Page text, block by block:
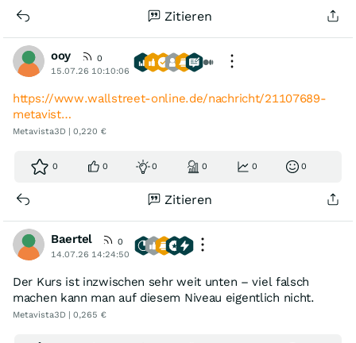
Zitieren
ooy
0
15.07.26 10:10:06
https://www.wallstreet-online.de/nachricht/21107689-
metavist…
Metavista3D | 0,220 €
0 0 0 0 0 0
Zitieren
Baertel
0
14.07.26 14:24:50
Der Kurs ist inzwischen sehr weit unten – viel falsch
machen kann man auf diesem Niveau eigentlich nicht.
Metavista3D | 0,265 €